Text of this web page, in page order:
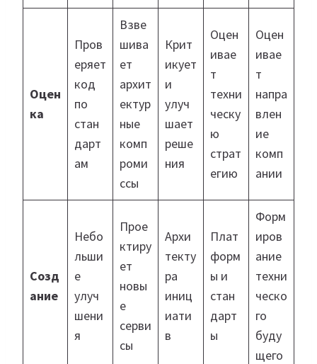
Оцен
ка
Пров
еряет
код
по
стан
дарт
ам
Взве
шива
ет
архит
ектур
ные
комп
роми
ссы
Крит
икует
и
улуч
шает
реше
ния
Оцен
ивае
т
техни
ческу
ю
страт
егию
Оцен
ивае
т
напра
влен
ие
комп
ании
Созд
ание
Небо
льши
е
улуч
шени
я
Прое
ктиру
ет
новы
е
серви
сы
Архи
текту
ра
иниц
иати
в
Плат
форм
ы и
стан
дарт
ы
Форм
иров
ание
техни
ческо
го
буду
щего